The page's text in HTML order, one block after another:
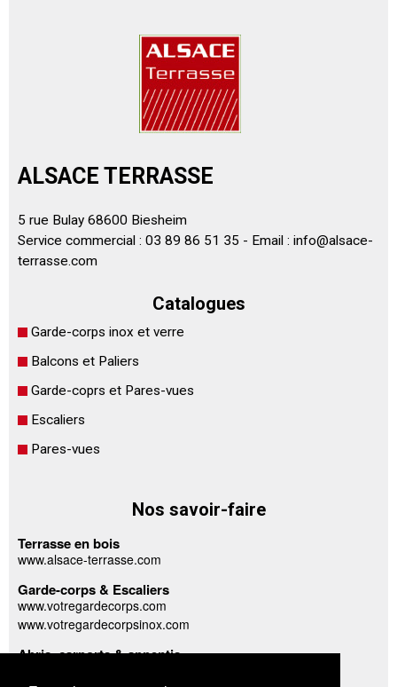
ALSACE TERRASSE
5 rue Bulay 68600 Biesheim
Service commercial : 03 89 86 51 35 - Email : info@alsace-
terrasse.com
Catalogues
Garde-corps inox et verre
Balcons et Paliers
Garde-coprs et Pares-vues
Escaliers
Pares-vues
Nos savoir-faire
Terrasse en bois
www.alsace-terrasse.com
Garde-corps & Escaliers
www.votregardecorps.com
www.votregardecorpsinox.com
Abris, carports & appentis